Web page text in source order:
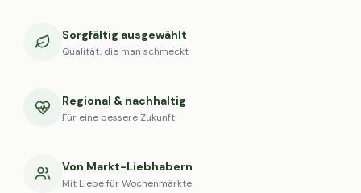
Sorgfältig ausgewählt
Qualität, die man schmeckt
Regional & nachhaltig
Für eine bessere Zukunft
Von Markt-Liebhabern
Mit Liebe für Wochenmärkte